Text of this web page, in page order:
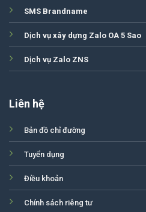
SMS Brandname
Dịch vụ xây dựng Zalo OA 5 Sao
Dịch vụ Zalo ZNS
Liên hệ
Bản đồ chỉ đường
Tuyển dụng
Điều khoản
Chính sách riêng tư